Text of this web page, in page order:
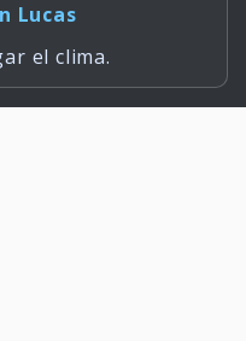
Lucas
el clima.